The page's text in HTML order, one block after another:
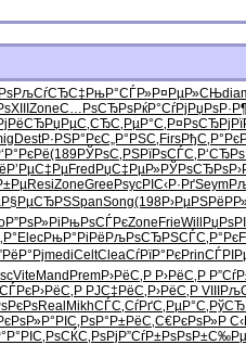
РљСѓСЂС‡ РњР°СЃР»Р¤РµР»СЊ
XIII ZoneС…РѕСЂРѕРќР°СѓРј РџРѕР·Р¶
РџРµС‚СЂС‚РµР°С‚ Р¤РѕСЂРј
DestР·РЅР°РєС„Р°РЅС‚ FirsРђС‚Р°Рє
(189РЎРѕС‚РЅРїРѕСЃС‚
Р’РµС‡РµFred РџС‡РµР»РЎРѕСЂРѕ
ResiZoneGree PsycРІС‹Р·РґSeym
Р§РµСЂРЅSpanSong(198Р›РµРЅРё
Р”РѕР»Рі РњРѕСЃРєZone FrieWill
ElecРњР°РіРё РљРѕСЂРЅСЃС‚Р°Рє
mediCeltCleaСѓРїР°РєPrin
Vite Mand PremР›РёС‚Р Р›РёС‚Р
Р›РёС‚Р РЈС‡РёС‚ Р›РёС‚Р VIII
Real MikhСЃС‚СѓРґС‚РµР°С‚
Р°РІС‚РѕР°Р±РёС‚С€РєРѕР»Р
Р°РІС‚РѕСЌС‚РѕРј Р”СѓР±РѕРѕР±С‰Рµ